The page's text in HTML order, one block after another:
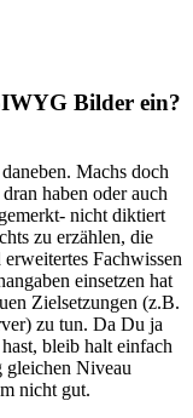
Bilder ein?
Machs doch
haben oder auch
nicht diktiert
zu erzählen, die
Fachwissen
einsetzen hat
Zielsetzungen (z.B.
zu tun. Da Du ja
bleib halt einfach
gleichen Niveau
nicht gut.